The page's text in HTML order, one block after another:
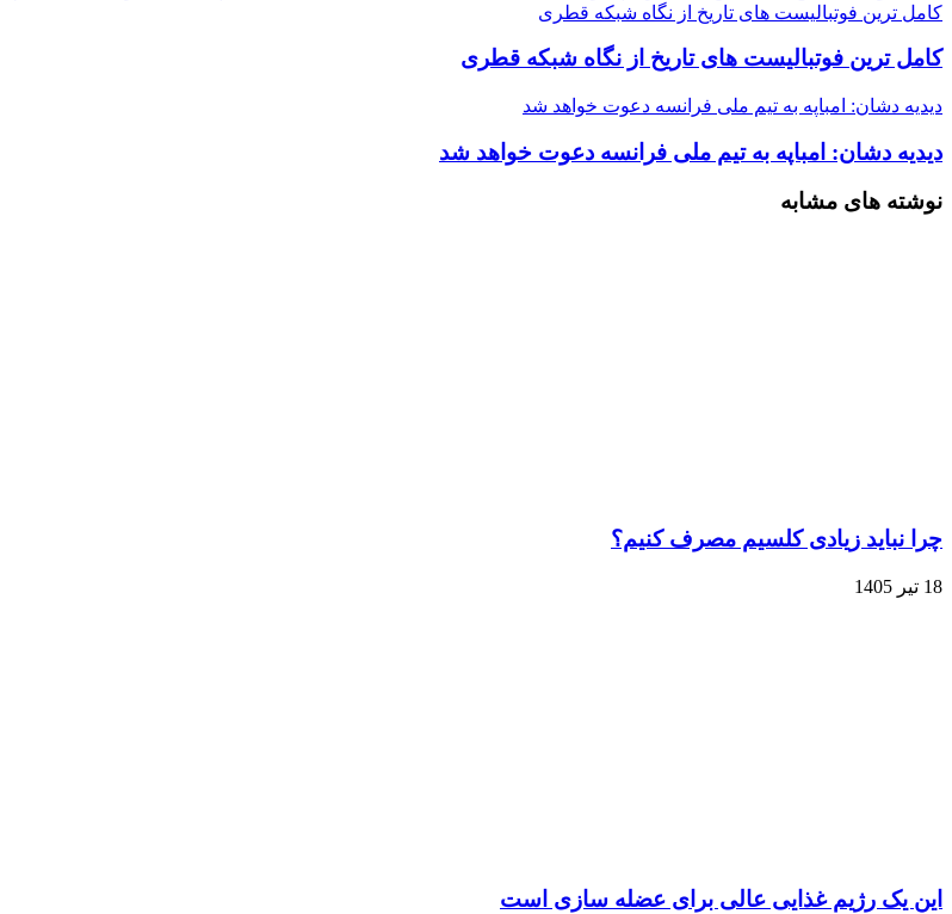
کامل‌ ترین فوتبالیست‌ های تاریخ از نگاه شبکه قطری
کامل‌ ترین فوتبالیست‌ های تاریخ از نگاه شبکه قطری
دیدیه دشان: امباپه به تیم ملی فرانسه دعوت خواهد شد
دیدیه دشان: امباپه به تیم ملی فرانسه دعوت خواهد شد
نوشته های مشابه
چرا نباید زیادی کلسیم مصرف کنیم؟
18 تیر 1405
این یک رژیم غذایی عالی برای عضله‌ سازی است